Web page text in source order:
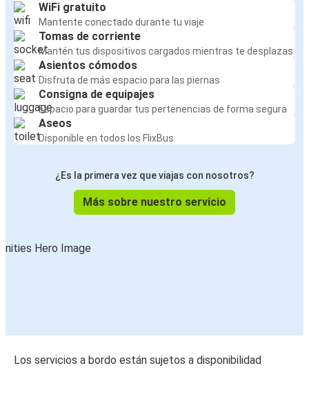
WiFi gratuito
Mantente conectado durante tu viaje
Tomas de corriente
Mantén tus dispositivos cargados mientras te desplazas
Asientos cómodos
Disfruta de más espacio para las piernas
Consigna de equipajes
Espacio para guardar tus pertenencias de forma segura
Aseos
Disponible en todos los FlixBus
¿Es la primera vez que viajas con nosotros?
Más sobre nuestro servicio
Los servicios a bordo están sujetos a disponibilidad